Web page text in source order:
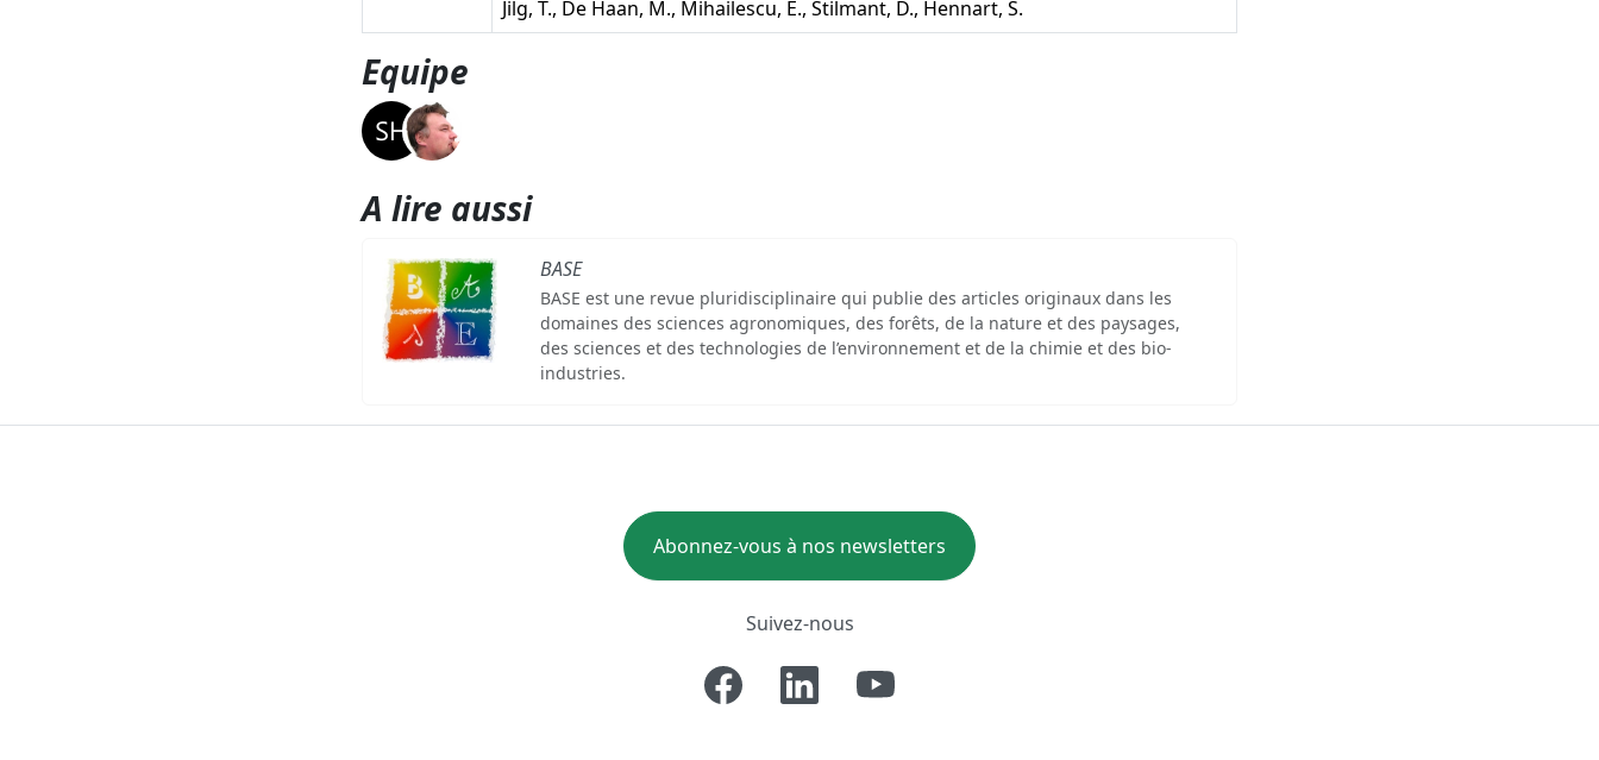
Jilg, T., De Haan, M., Mihailescu, E., Stilmant, D., Hennart, S.
Equipe
A lire aussi
BASE
BASE est une revue pluridisciplinaire qui publie des articles originaux dans les
domaines des sciences agronomiques, des forêts, de la nature et des paysages,
des sciences et des technologies de l’environnement et de la chimie et des bio-
industries.
Abonnez-vous à nos newsletters
Suivez-nous